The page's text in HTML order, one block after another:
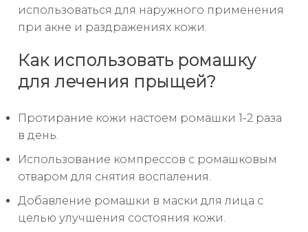
использоваться для наружного применения
при акне и раздражениях кожи.
Как использовать ромашку
для лечения прыщей?
Протирание кожи настоем ромашки 1-2 раза
в день.
Использование компрессов с ромашковым
отваром для снятия воспаления.
Добавление ромашки в маски для лица с
целью улучшения состояния кожи.